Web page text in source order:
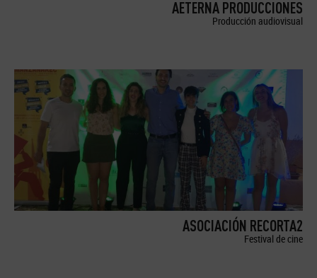
AETERNA PRODUCCIONES
Producción audiovisual
ASOCIACIÓN RECORTA2
Festival de cine